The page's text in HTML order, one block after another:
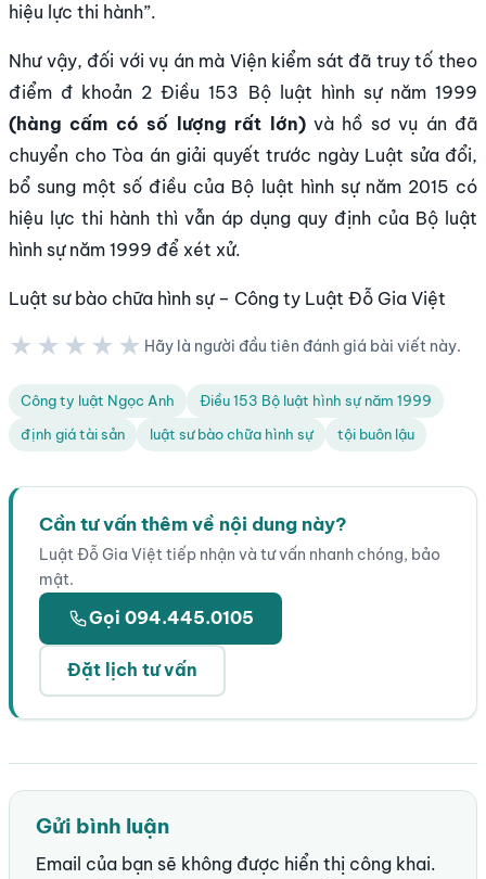
hiệu lực thi hành”.
Như vậy, đối với vụ án mà Viện kiểm sát đã truy tố theo
điểm đ khoản 2 Điều 153 Bộ luật hình sự năm 1999
(hàng cấm có số lượng rất lớn)và hồ sơ vụ án đã
chuyển cho Tòa án giải quyết trước ngày Luật sửa đổi,
bổ sung một số điều của Bộ luật hình sự năm 2015 có
hiệu lực thi hành thì vẫn áp dụng quy định của Bộ luật
hình sự năm 1999 để xét xử.
Luật sư bào chữa hình sự – Công ty Luật Đỗ Gia Việt
★★★★★ Hãy là người đầu tiên đánh giá bài viết này.
Công ty luật Ngọc Anh
Điều 153 Bộ luật hình sự năm 1999
định giá tài sản
luật sư bào chữa hình sự tội buôn lậu
Cần tư vấn thêm về nội dung này?
Luật Đỗ Gia Việt tiếp nhận và tư vấn nhanh chóng, bảo
mật.
Gọi 094.445.0105
Đặt lịch tư vấn
Gửi bình luận
Email của bạn sẽ không được hiển thị công khai.